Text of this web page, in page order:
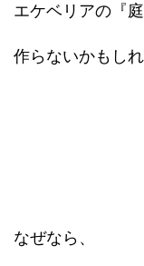
エケベリアの『
作らないかもしれ
なぜなら、